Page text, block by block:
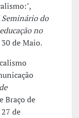
Seminário do
no
de Maio.
Braço de
de